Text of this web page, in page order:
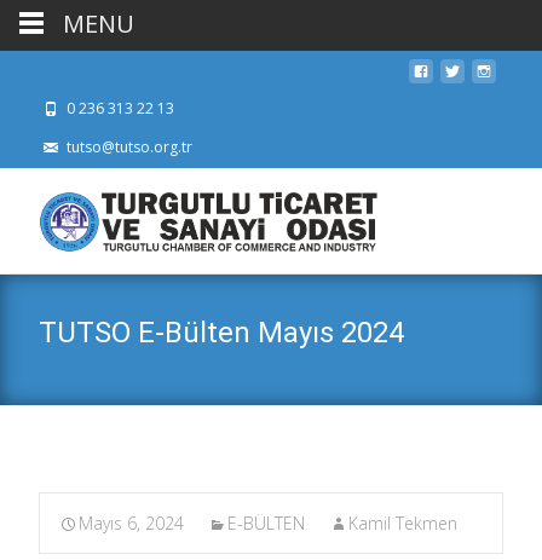
0 236 313 22 13
tutso@tutso.org.tr
TUTSO E-Bülten Mayıs 2024
Mayıs 6, 2024 E-BÜLTEN Kamil Tekmen
MENU